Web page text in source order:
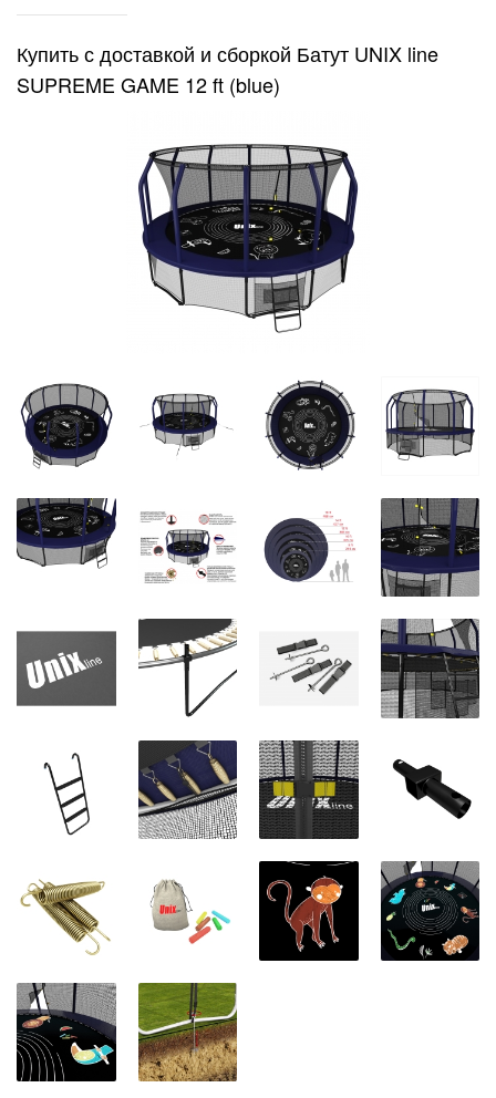
Купить с доставкой и сборкой Батут UNIX line
SUPREME GAME 12 ft (blue)